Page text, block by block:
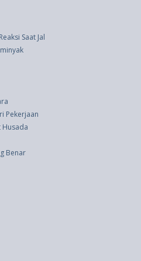
Saat Jalani Diet Detoks
Pekerjaan
Husada
Benar